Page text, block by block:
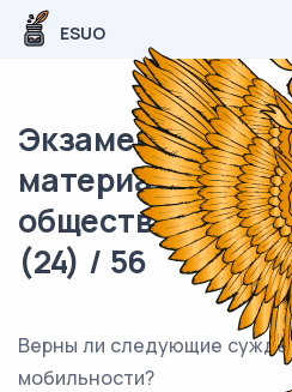
ESUO
материал ОГЭ /
обществознание
(24) / 56
Верны ли следующие
мобильности?